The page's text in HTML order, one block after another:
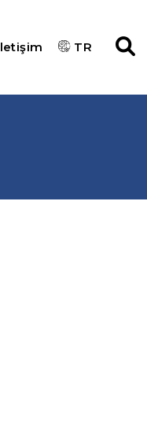
TR